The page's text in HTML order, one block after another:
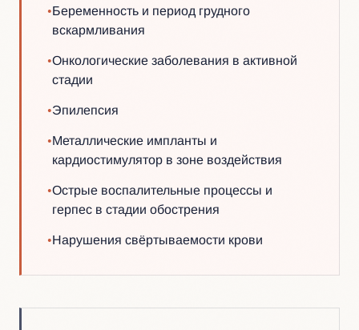
•Беременность и период грудного
вскармливания
•Онкологические заболевания в активной
стадии
•Эпилепсия
•Металлические импланты и
кардиостимулятор в зоне воздействия
•Острые воспалительные процессы и
герпес в стадии обострения
•Нарушения свёртываемости крови